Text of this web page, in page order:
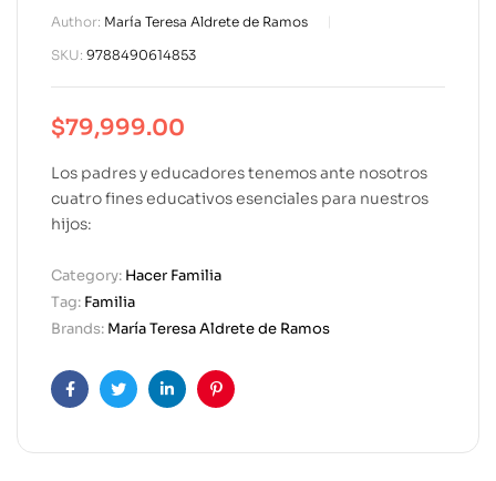
Author: María Teresa Aldrete de Ramos
SKU: 9788490614853
$79,999.00
Los padres y educadores tenemos ante nosotros
cuatro fines educativos esenciales para nuestros
hijos:
Category: Hacer Familia
Tag: Familia
Brands: María Teresa Aldrete de Ramos
FacebookTwitterLinkedinPinterest